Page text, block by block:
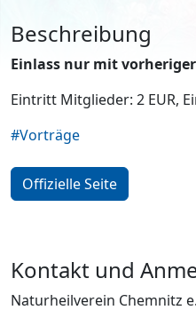
Beschreibung
Einlass nur mit
Eintritt Mitglieder: 2 EUR,
#Vorträge
Offizielle Seite
Kontakt und
Naturheilverein Chemnitz